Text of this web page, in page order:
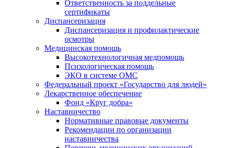
Ответственность за поддельные
сертификаты
Диспансеризация
Диспансеризация и профилактические
осмотры
Медицинская помощь
Высокотехнологичная медпомощь
Психологическая помощь
ЭКО в системе ОМС
Федеральный проект «Государство для людей»
Лекарственное обеспечение
Фонд «Круг добра»
Наставничество
Нормативные правовые документы
Рекомендации по организации
наставничества